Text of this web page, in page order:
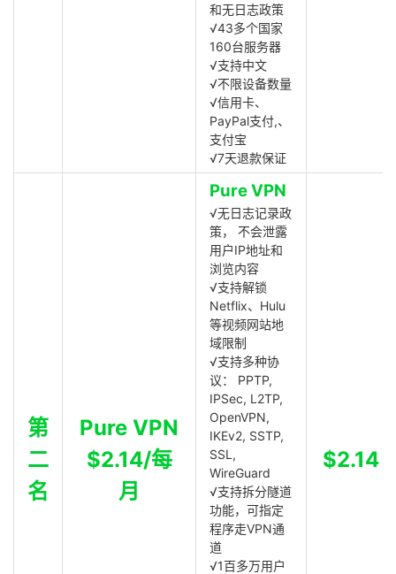
和无日志政策
√43多个国家
160台服务器
√支持中文
√不限设备数量
√信用卡、
PayPal支付,、
支付宝
√7天退款保证
第
二
名
Pure VPN
$2.14/每
月
Pure VPN
√无日志记录政
策， 不会泄露
用户IP地址和
浏览内容
√支持解锁
Netflix、Hulu
等视频网站地
域限制
√支持多种协
议： PPTP,
IPSec, L2TP,
OpenVPN,
IKEv2, SSTP,
SSL,
WireGuard
√支持拆分隧道
功能，可指定
程序走VPN通
道
√1百多万用户
$2.14